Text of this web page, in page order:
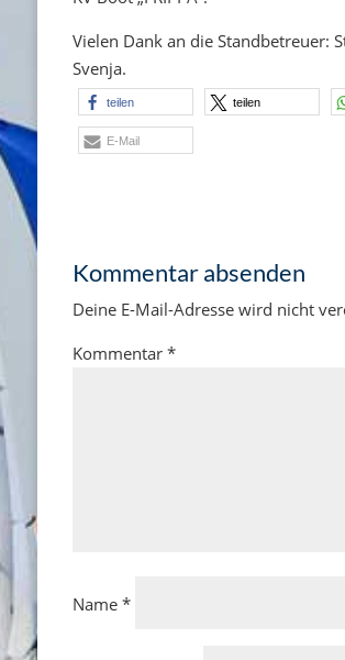
Vielen Dank an die Standbetreuer:
Svenja.
teilen teilen
E-Mail
Kommentar absenden
Deine E-Mail-Adresse wird nicht
Kommentar *
Name *